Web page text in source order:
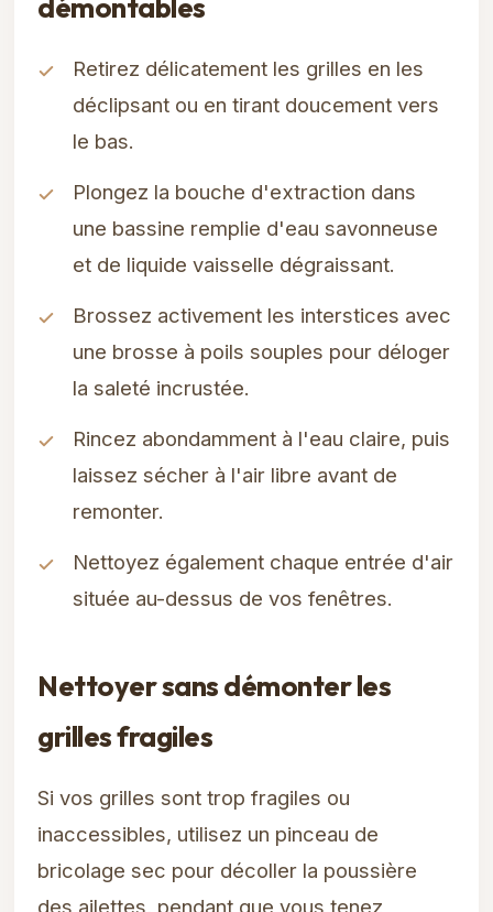
démontables
Retirez délicatement les grilles en les
déclipsant ou en tirant doucement vers
le bas.
Plongez la bouche d'extraction dans
une bassine remplie d'eau savonneuse
et de liquide vaisselle dégraissant.
Brossez activement les interstices avec
une brosse à poils souples pour déloger
la saleté incrustée.
Rincez abondamment à l'eau claire, puis
laissez sécher à l'air libre avant de
remonter.
Nettoyez également chaque entrée d'air
située au-dessus de vos fenêtres.
Nettoyer sans démonter les
grilles fragiles
Si vos grilles sont trop fragiles ou
inaccessibles, utilisez un pinceau de
bricolage sec pour décoller la poussière
des ailettes, pendant que vous tenez